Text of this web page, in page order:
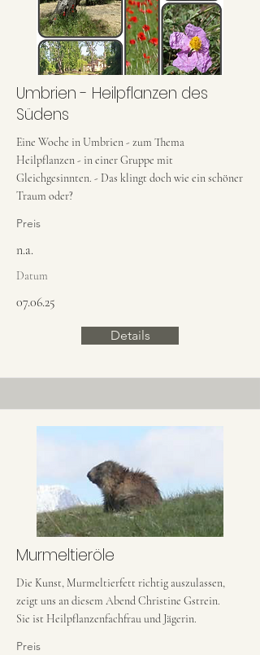
Umbrien - Heilpflanzen des
Südens
Eine Woche in Umbrien - zum Thema
Heilpflanzen - in einer Gruppe mit
Gleichgesinnten. - Das klingt doch wie ein schöner
Traum oder?
Preis
n.a.
Datum
07.06.25
Details
Murmeltieröle
Die Kunst, Murmeltierfett richtig auszulassen,
zeigt uns an diesem Abend Christine Gstrein.
Sie ist Heilpflanzenfachfrau und Jägerin.
Preis